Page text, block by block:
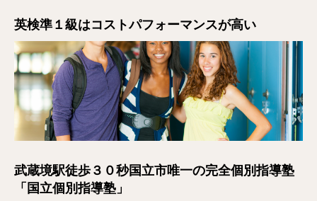
英検準１級はコストパフォーマンスが高い
武蔵境駅徒歩３０秒国立市唯一の完全個別指導塾
「国立個別指導塾」